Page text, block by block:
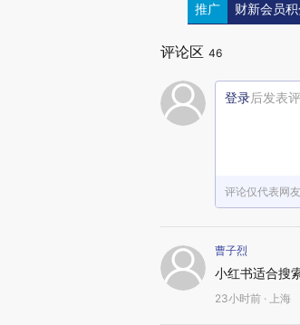
推广 财新会员
评论区 46
登录后发表
评论仅代表网
曹子烈
小红书适合搜
23小时前 · 上海